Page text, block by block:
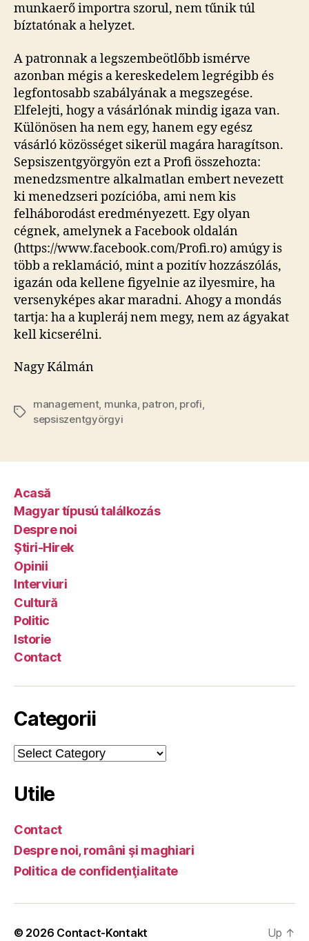
munkaerő importra szorul, nem tűnik túl
bíztatónak a helyzet.
A patronnak a legszembeötlőbb ismérve
azonban mégis a kereskedelem legrégibb és
legfontosabb szabályának a megszegése.
Elfelejti, hogy a vásárlónak mindig igaza van.
Különösen ha nem egy, hanem egy egész
vásárló közösséget sikerül magára haragítson.
Sepsiszentgyörgyön ezt a Profi összehozta:
menedzsmentre alkalmatlan embert nevezett
ki menedzseri pozícióba, ami nem kis
felháborodást eredményezett. Egy olyan
cégnek, amelynek a Facebook oldalán
(https://www.facebook.com/Profi.ro) amúgy is
több a reklamáció, mint a pozitív hozzászólás,
igazán oda kellene figyelnie az ilyesmire, ha
versenyképes akar maradni. Ahogy a mondás
tartja: ha a kupleráj nem megy, nem az ágyakat
kell kicserélni.
Nagy Kálmán
Tags
management, munka, patron, profi,
sepsiszentgyörgyi
Acasă
Magyar típusú találkozás
Despre noi
Ştiri-Hirek
Opinii
Interviuri
Cultură
Politic
Istorie
Contact
Categorii
Categorii
Utile
Contact
Despre noi, români şi maghiari
Politica de confidenţialitate
© 2026 Contact-Kontakt Up ↑